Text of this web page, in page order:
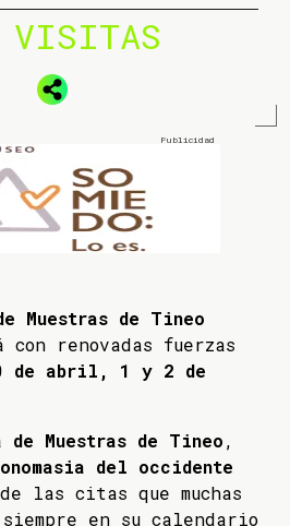
VISITAS
Muestras de Tineo
renovadas fuerzas
de abril, 1 y 2 de
Muestras de Tineo,
del occidente
las citas que muchas
en su calendario